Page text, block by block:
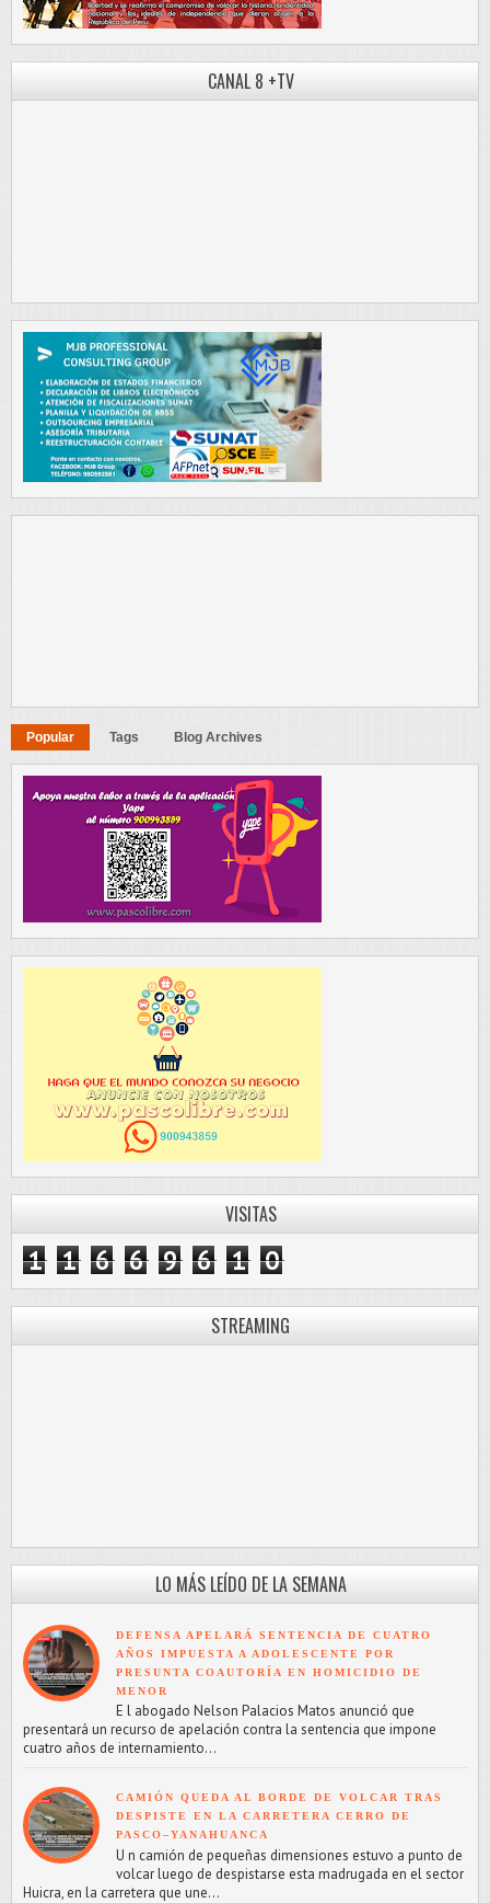
CANAL 8 +TV
Popular Tags Blog Archives
VISITAS
1 1 6 6 9 6 1 0
STREAMING
LO MÁS LEÍDO DE LA SEMANA
DEFENSA APELARÁ SENTENCIA DE CUATRO
AÑOS IMPUESTA A ADOLESCENTE POR
PRESUNTA COAUTORÍA EN HOMICIDIO DE
MENOR
E l abogado Nelson Palacios Matos anunció que
presentará un recurso de apelación contra la sentencia que impone
cuatro años de internamiento...
CAMIÓN QUEDA AL BORDE DE VOLCAR TRAS
DESPISTE EN LA CARRETERA CERRO DE
PASCO–YANAHUANCA
U n camión de pequeñas dimensiones estuvo a punto de
volcar luego de despistarse esta madrugada en el sector
Huicra, en la carretera que une...